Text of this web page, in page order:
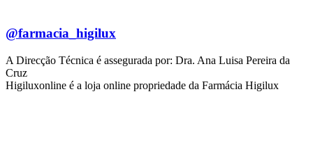
@farmacia_higilux
A Direcção Técnica é assegurada por: Dra. Ana Luisa Pereira da
Cruz
Higiluxonline é a loja online propriedade da Farmácia Higilux